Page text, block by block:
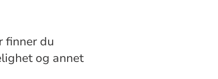
finner du
og annet